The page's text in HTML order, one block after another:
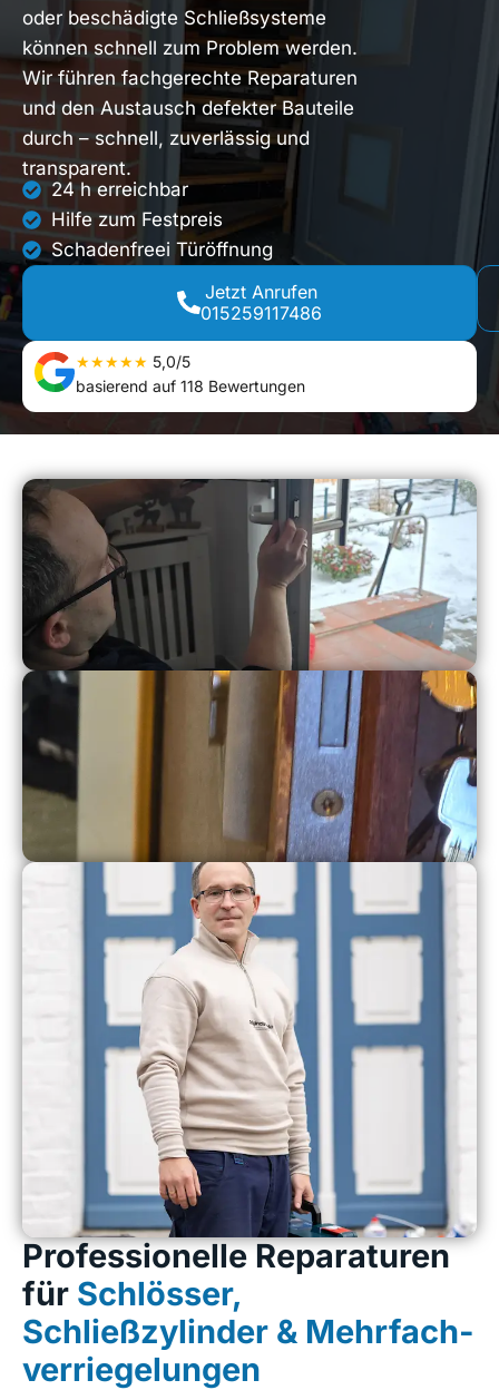
oder beschädigte Schließsysteme
können schnell zum Problem werden.
Wir führen fachgerechte Reparaturen
und den Austausch defekter Bauteile
durch – schnell, zuverlässig und
transparent.
24 h erreichbar
Hilfe zum Festpreis
Schadenfreei Türöffnung
Jetzt Anrufen
015259117486
★★★★★ 5,0/5
basierend auf 118 Bewertungen
Professionelle Reparaturen
für Schlösser,
Schließzylinder & Mehr­fach­
ver­rie­ge­lun­gen